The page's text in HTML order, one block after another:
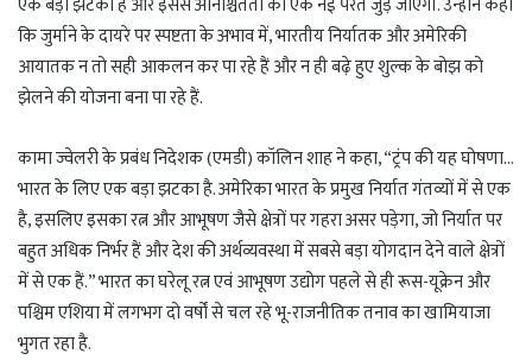
कि जुर्माने के दायरे पर स्पष्टता के अभाव में, भारतीय निर्यातक और अमेरिकी
आयातक न तो सही आकलन कर पा रहे हैं और न ही बढ़े हुए शुल्क के बोझ को
झेलने की योजना बना पा रहे हैं.
कामा ज्वेलरी के प्रबंध निदेशक (एमडी) कॉलिन शाह ने कहा, “ट्रंप की यह घोषणा…
भारत के लिए एक बड़ा झटका है. अमेरिका भारत के प्रमुख निर्यात गंतव्यों में से एक
है, इसलिए इसका रत्न और आभूषण जैसे क्षेत्रों पर गहरा असर पड़ेगा, जो निर्यात पर
बहुत अधिक निर्भर हैं और देश की अर्थव्यवस्था में सबसे बड़ा योगदान देने वाले क्षेत्रों
में से एक हैं.” भारत का घरेलू रत्न एवं आभूषण उद्योग पहले से ही रूस-यूक्रेन और
पश्चिम एशिया में लगभग दो वर्षों से चल रहे भू-राजनीतिक तनाव का खामियाजा
भुगत रहा है.